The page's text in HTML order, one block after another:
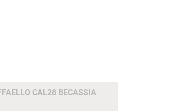
CAL28 BECASSIA